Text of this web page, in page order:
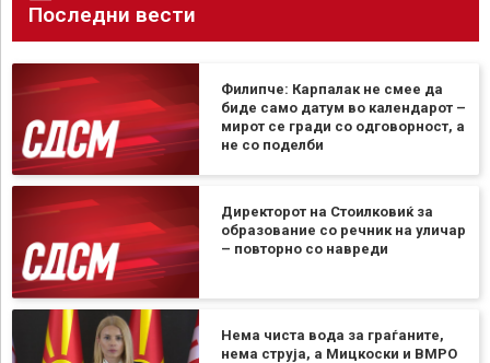
Последни вести
Филипче: Карпалак не смее да
биде само датум во календарот –
мирот се гради со одговорност, а
не со поделби
Директорот на Стоилковиќ за
образование со речник на уличар
– повторно со навреди
Нема чиста вода за граѓаните,
нема струја, а Мицкоски и ВМРО